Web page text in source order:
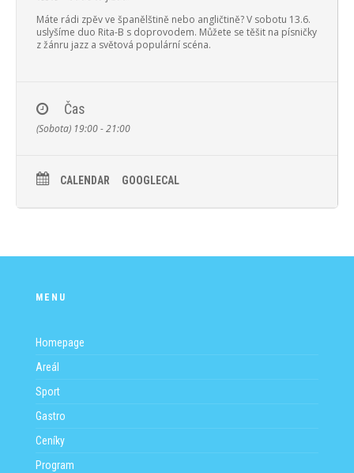
Máte rádi zpěv ve španělštině nebo angličtině?V sobotu 13.6.
uslyšíme duo Rita-B s doprovodem. Můžete se těšit na písničky
z žánru jazz a světová populární scéna.
Čas
(Sobota) 19:00 - 21:00
CALENDAR GOOGLECAL
MENU
Homepage
Areál
Sport
Gastro
Ceníky
Program